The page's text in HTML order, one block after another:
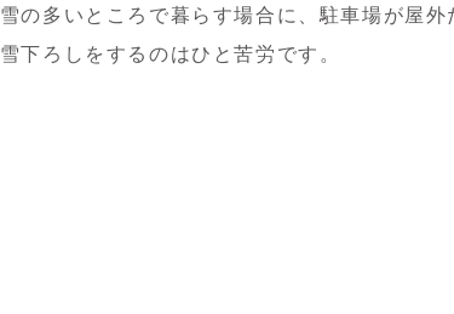
雪の多いところで暮らす場合に、駐車場が屋外
雪下ろしをするのはひと苦労です。